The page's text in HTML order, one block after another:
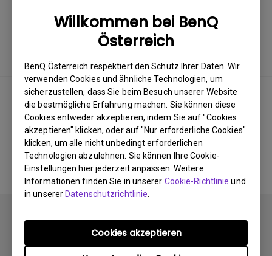
Willkommen bei BenQ
Österreich
BenQ Österreich respektiert den Schutz Ihrer Daten. Wir
verwenden Cookies und ähnliche Technologien, um
sicherzustellen, dass Sie beim Besuch unserer Website
die bestmögliche Erfahrung machen. Sie können diese
Cookies entweder akzeptieren, indem Sie auf "Cookies
akzeptieren" klicken, oder auf "Nur erforderliche Cookies"
klicken, um alle nicht unbedingt erforderlichen
Technologien abzulehnen. Sie können Ihre Cookie-
Einstellungen hier jederzeit anpassen. Weitere
Informationen finden Sie in unserer Cookie-Richtlinie und
in unsererDatenschutzrichtlinie
Cookies akzeptieren
Keine zugehörigen Software
&amp; Treiber